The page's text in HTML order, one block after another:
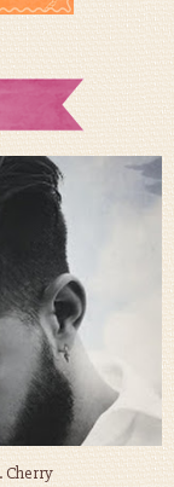
Cherry